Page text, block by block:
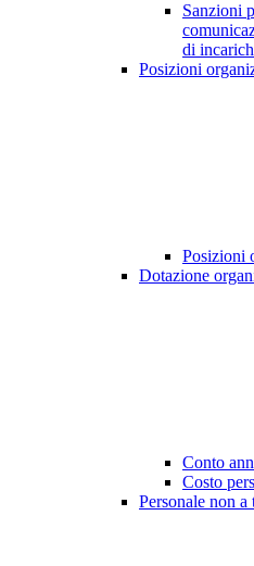
Sanzioni
di
Posizioni
Posizioni
Dotazione
Conto
Costo
Personale non